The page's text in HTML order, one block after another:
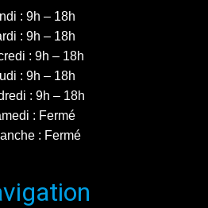
: 9h – 18h
: 9h – 18h
: 9h – 18h
: 9h – 18h
: 9h – 18h
: Fermé
: Fermé